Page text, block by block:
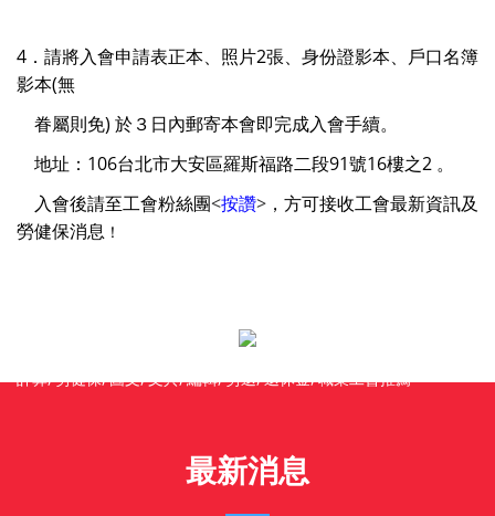
4．請將入會申請表正本、照片2張、身份證影本、戶口名簿
影本(無
眷屬則免) 於３日內郵寄本會即完成入會手續。
地址：106台北市大安區羅斯福路二段91號16樓之2 。
入會後請至工會粉絲團<按讚> ， 方可接收工會最新資訊及
勞健保消息 ！
職業工會勞保, 新北市職業工會, 台北市職業工會, 勞保年金, 投保職
業工會, 生育補助, 勞保給付, 勞保老年給付, 勞保費率表, 勞保退休金
計算, 勞健保, 圖文, 文具, 編輯, 勞退, 退休金, 職業工會推薦
最新消息